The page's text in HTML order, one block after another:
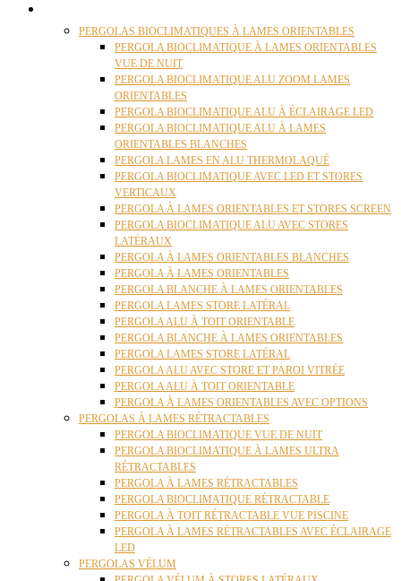
PERGOLAS BIOCLIMATIQUES À LAMES ORIENTABLES
PERGOLA BIOCLIMATIQUE À LAMES ORIENTABLES
VUE DE NUIT
PERGOLA BIOCLIMATIQUE ALU ZOOM LAMES
ORIENTABLES
PERGOLA BIOCLIMATIQUE ALU À ÉCLAIRAGE LED
PERGOLA BIOCLIMATIQUE ALU À LAMES
ORIENTABLES BLANCHES
PERGOLA LAMES EN ALU THERMOLAQUÉ
PERGOLA BIOCLIMATIQUE AVEC LED ET STORES
VERTICAUX
PERGOLA À LAMES ORIENTABLES ET STORES SCREEN
PERGOLA BIOCLIMATIQUE ALU AVEC STORES
LATÉRAUX
PERGOLA À LAMES ORIENTABLES BLANCHES
PERGOLA À LAMES ORIENTABLES
PERGOLA BLANCHE À LAMES ORIENTABLES
PERGOLA LAMES STORE LATÉRAL
PERGOLA ALU À TOIT ORIENTABLE
PERGOLA BLANCHE À LAMES ORIENTABLES
PERGOLA LAMES STORE LATÉRAL
PERGOLA ALU AVEC STORE ET PAROI VITRÉE
PERGOLA ALU À TOIT ORIENTABLE
PERGOLA À LAMES ORIENTABLES AVEC OPTIONS
PERGOLAS À LAMES RÉTRACTABLES
PERGOLA BIOCLIMATIQUE VUE DE NUIT
PERGOLA BIOCLIMATIQUE À LAMES ULTRA
RÉTRACTABLES
PERGOLA À LAMES RÉTRACTABLES
PERGOLA BIOCLIMATIQUE RÉTRACTABLE
PERGOLA À TOIT RÉTRACTABLE VUE PISCINE
PERGOLA À LAMES RÉTRACTABLES AVEC ÉCLAIRAGE
LED
PERGOLAS VÉLUM